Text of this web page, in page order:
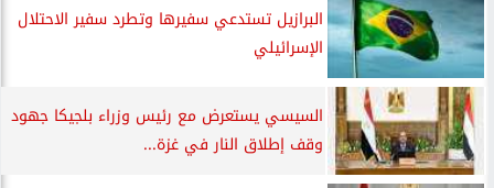
البرازيل تستدعي سفيرها وتطرد سفير الاحتلال
الإسرائيلي
السيسي يستعرض مع رئيس وزراء بلجيكا جهود
وقف إطلاق النار في غزة...